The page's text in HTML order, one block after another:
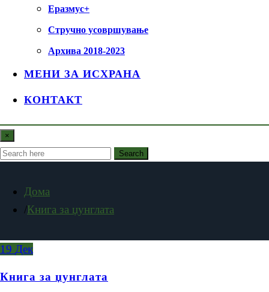
Еразмус+
Стручно усовршување
Архива 2018-2023
МЕНИ ЗА ИСХРАНА
КОНТАКТ
×
Search
Дома
Книга за џунглата
19 Дек
Книга за џунглата